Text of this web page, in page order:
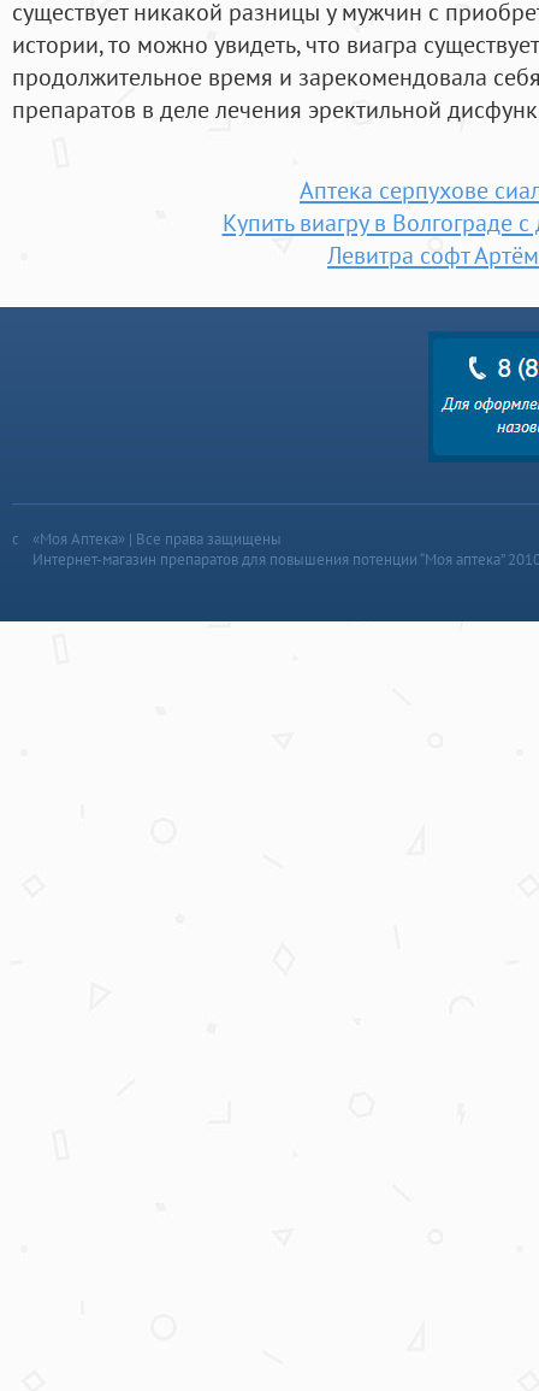
существует никакой разницы у мужчин с
истории, то можно увидеть, что виагра
продолжительное время и зарекомендовала
препаратов в деле лечения эректильной
Аптека серпухове
Купить виагру в Волгограде
Левитра софт Артём
«Моя Аптека» | Все права защищены
Интернет-магазин препаратов для повышения потенции “Моя аптека”